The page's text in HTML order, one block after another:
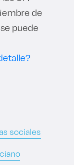
de
puede
sociales